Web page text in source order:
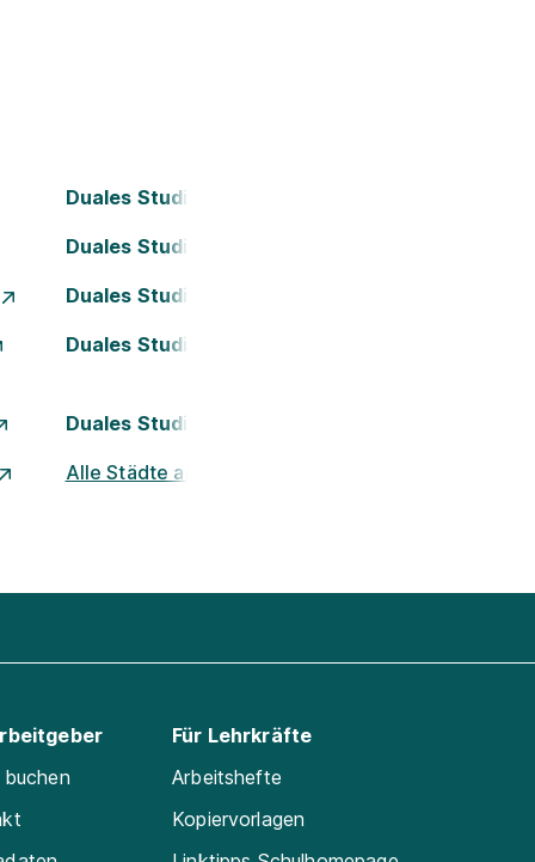
Duales Studium Bielefeld
Duales Studium Darmstadt
Duales Studium Essen
Duales Studium Kassel
Duales Studium München
Alle Städte ansehen
Für Lehrkräfte
Arbeitshefte
Kopiervorlagen